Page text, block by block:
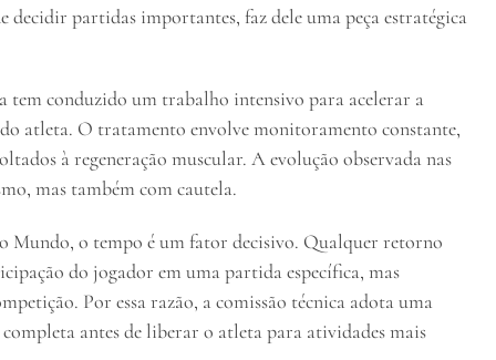
decidir partidas importantes, faz dele uma peça estratégica
tem conduzido um trabalho intensivo para acelerar a
atleta. O tratamento envolve monitoramento constante,
à regeneração muscular. A evolução observada nas
mas também com cautela.
Mundo, o tempo é um fator decisivo. Qualquer retorno
do jogador em uma partida específica, mas
Por essa razão, a comissão técnica adota uma
antes de liberar o atleta para atividades mais